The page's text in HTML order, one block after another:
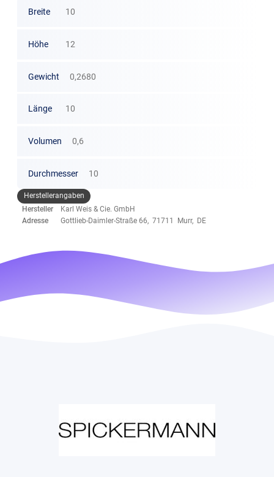
Breite 10
Höhe 12
Gewicht 0,2680
Länge 10
Volumen 0,6
Durchmesser 10
Herstellerangaben
Hersteller
Karl Weis & Cie. GmbH
Adresse
Gottlieb-Daimler-Straße 66, 71711 Murr, DE